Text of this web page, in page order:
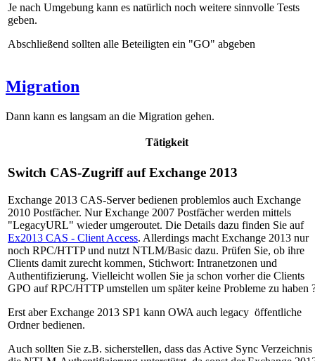
Je nach Umgebung kann es natürlich noch weitere sinnvolle Tests
geben.
Abschließend sollten alle Beteiligten ein "GO" abgeben
Migration
Dann kann es langsam an die Migration gehen.
Tätigkeit
Switch CAS-Zugriff auf Exchange 2013
Exchange 2013 CAS-Server bedienen problemlos auch Exchange
2010 Postfächer. Nur Exchange 2007 Postfächer werden mittels
"LegacyURL" wieder umgeroutet. Die Details dazu finden Sie auf
Ex2013 CAS - Client Access. Allerdings macht Exchange 2013 nur
noch RPC/HTTP und nutzt NTLM/Basic dazu. Prüfen Sie, ob ihre
Clients damit zurecht kommen, Stichwort: Intranetzonen und
Authentifizierung. Vielleicht wollen Sie ja schon vorher die Clients
GPO auf RPC/HTTP umstellen um später keine Probleme zu haben
Erst aber Exchange 2013 SP1 kann OWA auch legacy öffentliche
Ordner bedienen.
Auch sollten Sie z.B. sicherstellen, dass das Active Sync Verzeichnis